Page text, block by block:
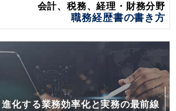
会計、税務、経理・財務分野
職務経歴書の書き方
進化する業務効率化と実務の最前線